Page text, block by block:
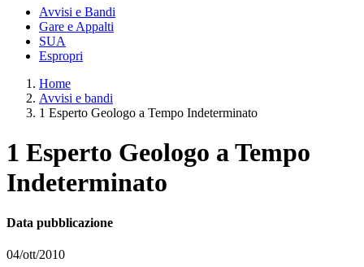
Avvisi e Bandi
Gare e Appalti
SUA
Espropri
Home
Avvisi e bandi
1 Esperto Geologo a Tempo Indeterminato
1 Esperto Geologo a Tempo
Indeterminato
Data pubblicazione
04/ott/2010